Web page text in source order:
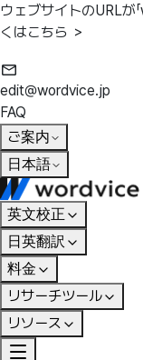
ウェブサイトのURLが
くはこちら ＞
edit@wordvice.jp
FAQ
ご案内
日本語
英文校正
日英翻訳
料金
リサーチツール
リソース